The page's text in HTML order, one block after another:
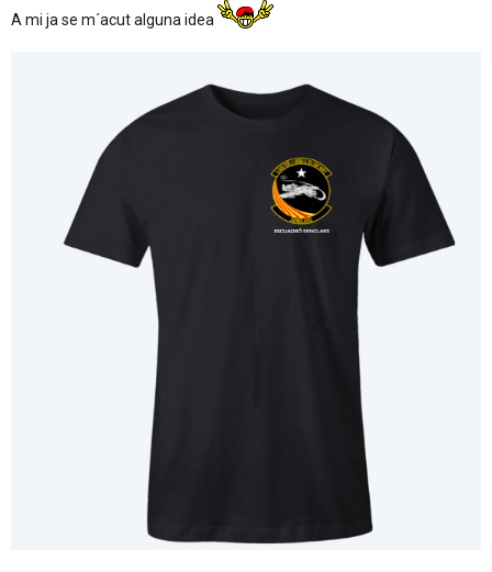
A mi ja se m´acut alguna idea